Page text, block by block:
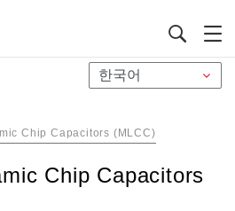
Chip Capacitors (MLCC)
Chip Capacitors